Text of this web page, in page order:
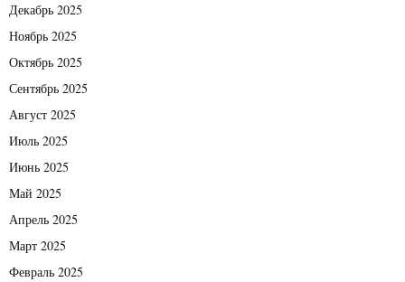
Декабрь 2025
Ноябрь 2025
Октябрь 2025
Сентябрь 2025
Август 2025
Июль 2025
Июнь 2025
Май 2025
Апрель 2025
Март 2025
Февраль 2025